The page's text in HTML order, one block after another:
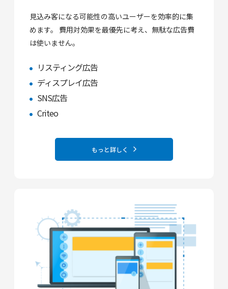
見込み客になる可能性の高いユーザーを効率的に集
めます。
費用対効果を最優先に考え、無駄な広告費
は使いません。
リスティング広告
ディスプレイ広告
SNS広告
Criteo
もっと詳しく